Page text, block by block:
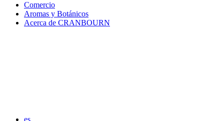
Comercio
Aromas y Botánicos
Acerca de CRANBOURN
es